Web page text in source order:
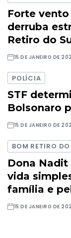
Forte
derruba
Retiro do
15 DE JANEIRO DE
POLÍCIA
STF
Bolsonaro
15 DE JANEIRO DE
BOM RETIRO DO
Dona Nadit
vida
família e
15 DE JANEIRO DE